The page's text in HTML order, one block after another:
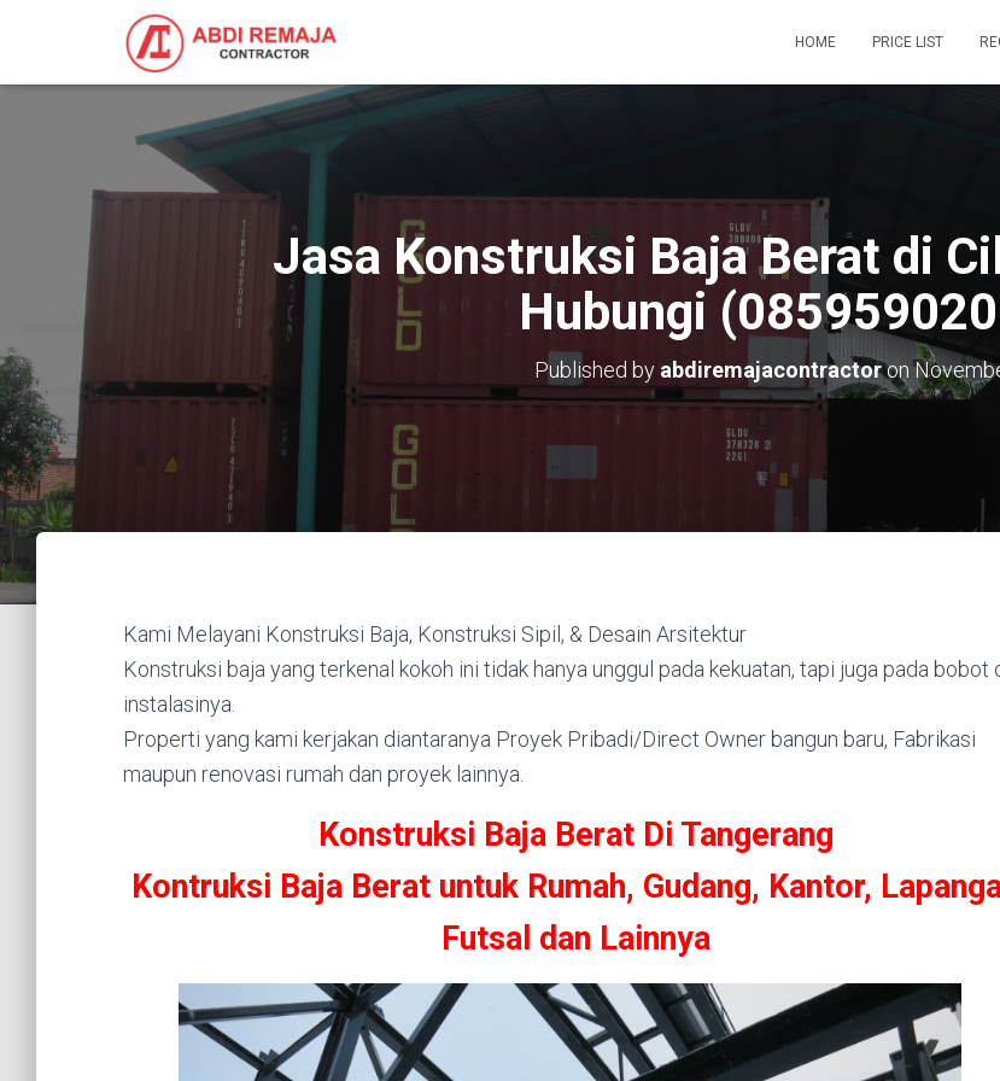
HOME PRICE LIST
Jasa Konstruksi Baja Berat di
Hubungi
Published by abdiremajacontractoron
Kami Melayani Konstruksi Baja, Konstruksi Sipil, & Desain Arsitektur
Konstruksi baja yang terkenal kokoh ini tidak hanya unggul pada kekuatan, tapi juga pada bobot
instalasinya.
Properti yang kami kerjakan diantaranya Proyek Pribadi/Direct Owner bangun baru, Fabrikasi
maupun renovasi rumah dan proyek lainnya.
Konstruksi Baja Berat Di Tangerang
Kontruksi Baja Berat untuk Rumah, Gudang, Kantor,
Futsal dan Lainnya